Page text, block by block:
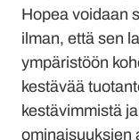
Hopea voidaan
ilman, että sen
ympäristöön
kestävää
kestävimmistä
ominaisuuksien